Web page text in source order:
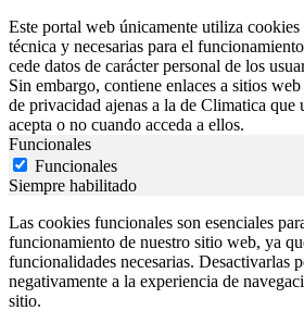
Este portal web únicamente utiliza
técnica y necesarias para el
cede datos de carácter personal de los
Sin embargo, contiene enlaces a sitios
de privacidad ajenas a la de Climatica que
acepta o no cuando acceda a ellos.
Funcionales
Funcionales
Siempre habilitado
Las cookies funcionales son esenciales
funcionamiento de nuestro sitio web, ya
funcionalidades necesarias. Desactivarlas
negativamente a la experiencia de
sitio.